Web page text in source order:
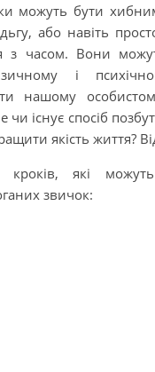
або навіть
з часом. Вони
і
нашому
чи існує спосіб
якість життя?
кроків, які
звичок: